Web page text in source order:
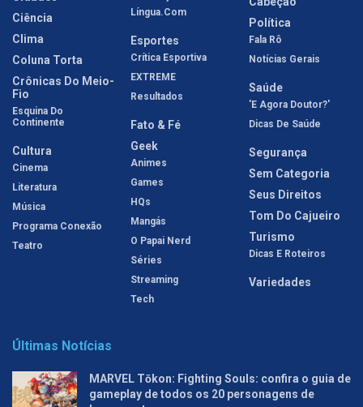
Ciência
Clima
Coluna Torta
Crônicas Do Meio-
Fio
Esquina Do
Continente
Cultura
Cinema
Literatura
Música
Programa Conexão
Teatro
Língua.com
Esportes
Crítica Esportiva
EXTREME
Resultados
Fato & Fé
Geek
Animes
Games
HQs
Mangás
O Papai Nerd
Séries
Streaming
Tech
Política
Fala Rô
Notícias Gerais
Saúde
'E Agora Doutor?'
Dicas De Saúde
Segurança
Sem Categoria
Seus Direitos
Tom Do Cajueiro
Turismo
Dicas E Roteiros
Variedades
Últimas Notícias
MARVEL Tōkon: Fighting Souls: confira o guia de
gameplay de todos os 20 personagens de